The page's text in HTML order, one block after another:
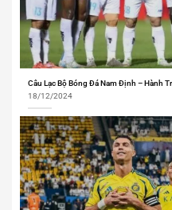
Câu Lạc Bộ Bóng Đá Nam Định – Hành
18/12/2024